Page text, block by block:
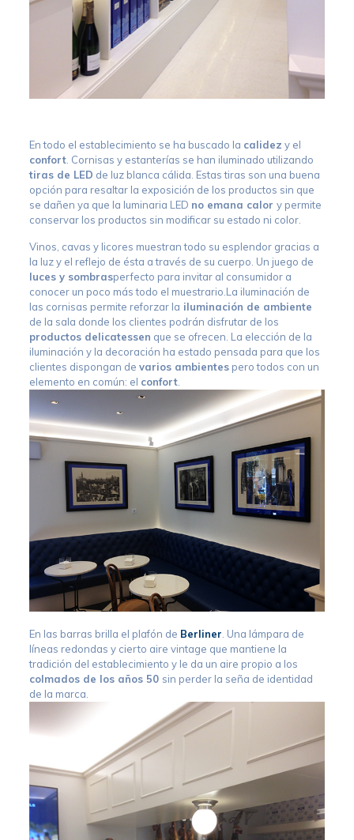
En todo el establecimiento se ha buscado la calidez y el
confort. Cornisas y estanterías se han iluminado utilizando
tiras de LED de luz blanca cálida. Estas tiras son una buena
opción para resaltar la exposición de los productos sin que
se dañen ya que la luminaria LED no emana calor y permite
conservar los productos sin modificar su estado ni color.
Vinos, cavas y licores muestran todo su esplendor gracias a
la luz y el reflejo de ésta a través de su cuerpo. Un juego de
luces y sombrasperfecto para invitar al consumidor a
conocer un poco más todo el muestrario.La iluminación de
las cornisas permite reforzar la iluminación de ambiente
de la sala donde los clientes podrán disfrutar de los
productos delicatessen que se ofrecen. La elección de la
iluminación y la decoración ha estado pensada para que los
clientes dispongan de varios ambientespero todos con un
elemento en común: el confort.
En las barras brilla el plafón de Berliner. Una lámpara de
líneas redondas y cierto aire vintage que mantiene la
tradición del establecimiento y le da un aire propio a los
colmados de los años 50 sin perder la seña de identidad
de la marca.